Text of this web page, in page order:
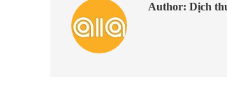
Author: Dịch